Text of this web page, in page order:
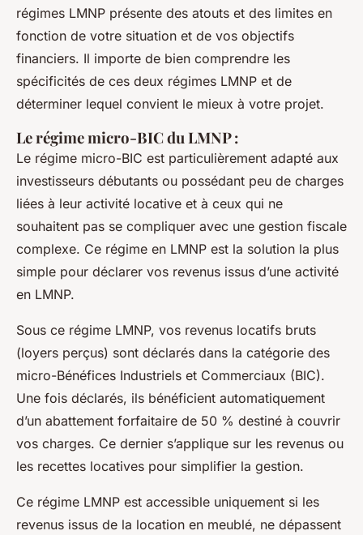
régimes LMNP présente des atouts et des limites en
fonction de votre situation et de vos objectifs
financiers. Il importe de bien comprendre les
spécificités de ces deux régimes LMNP et de
déterminer lequel convient le mieux à votre projet.
Le régime micro-BIC du LMNP :
Le régime micro-BIC est particulièrement adapté aux
investisseurs débutants ou possédant peu de charges
liées à leur activité locative et à ceux qui ne
souhaitent pas se compliquer avec une gestion fiscale
complexe. Ce régime en LMNP est la solution la plus
simple pour déclarer vos revenus issus d’une activité
en LMNP.
Sous ce régime LMNP, vos revenus locatifs bruts
(loyers perçus) sont déclarés dans la catégorie des
micro-Bénéfices Industriels et Commerciaux (BIC).
Une fois déclarés, ils bénéficient automatiquement
d’un abattement forfaitaire de 50 % destiné à couvrir
vos charges. Ce dernier s’applique sur les revenus ou
les recettes locatives pour simplifier la gestion.
Ce régime LMNP est accessible uniquement si les
revenus issus de la location en meublé, ne dépassent